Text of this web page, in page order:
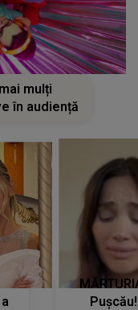
mulți
în audiență